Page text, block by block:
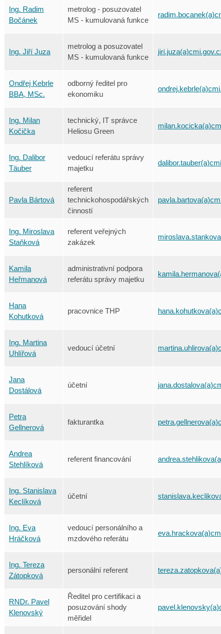
Ing. Radim
Bočánek
metrolog - posuzovatel
MS - kumulovaná funkce
Ing. Jiří Juza
metrolog a posuzovatel
MS - kumulovaná funkce
Ondřej Kebrle
BBA, MSc.
odborný ředitel pro
ekonomiku
Ing. Milan
Kočička
technický, IT správce
Heliosu Green
Ing. Dalibor
Täuber
vedoucí referátu správy
majetku
Pavla Bártová
referent
technickohospodářských
činností
Ing. Miroslava
Staňková
referent veřejných
zakázek
Kamila
Heřmanová
administrativní podpora
referátu správy majetku
Hana
Kohutková
pracovnice THP
Ing. Martina
Uhlířová
vedoucí účetní
Jana
Dostálová
účetní
Petra
Gellnerová
fakturantka
Andrea
Stehlíková
referent financování
Ing. Stanislava
Keclíková
účetní
Ing. Eva
Hráčková
vedoucí personálního a
mzdového referátu
Ing. Tereza
Zátopková
personální referent
RNDr. Pavel
Klenovský
Ředitel pro certifikaci a
posuzování shody
měřidel